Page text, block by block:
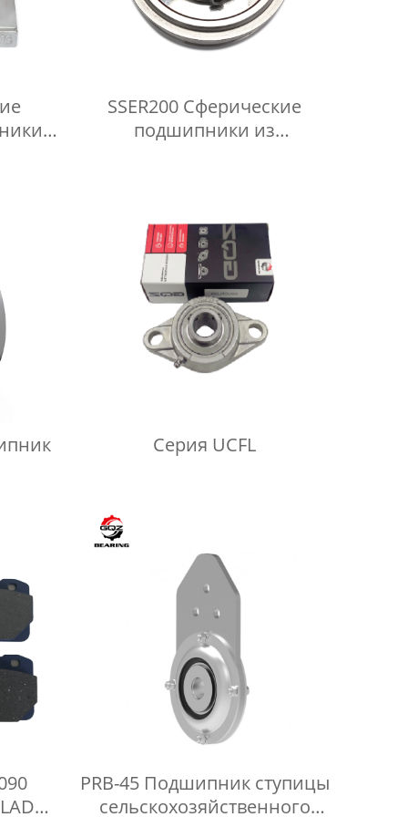
в
SSER200 Сферические
подшипники из
Серия UCFL
PRB-45 Подшипник ступицы
сельскохозяйственного